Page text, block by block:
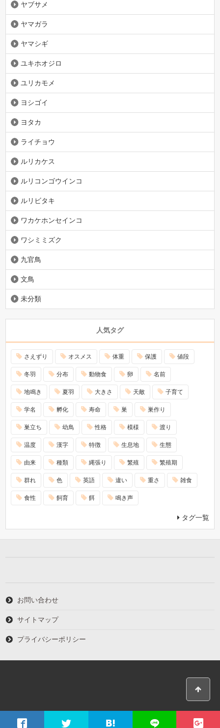
ヤブサメ
ヤマガラ
ヤマシギ
ユキホオジロ
ユリカモメ
ヨシゴイ
ヨタカ
ライチョウ
ルリカケス
ルリコンゴウインコ
ルリビタキ
ワカケホンセインコ
ワシミミズク
九官鳥
文鳥
未分類
人気タグ
さえずり オスメス 体重 保護 値段
冬羽 分布 動物食 卵 名前
地鳴き 夏羽 大きさ 天敵 子育て
学名 孵化 寿命 巣 巣作り
巣立ち 幼鳥 性格 模様 渡り
温度 漢字 特徴 生息地 生態
由来 種類 縄張り 繁殖 繁殖期
群れ 色 英語 違い 重さ 雑食
食性 飼育 餌 鳴き声
タグ一覧
お問い合わせ
サイトマップ
プライバシーポリシー